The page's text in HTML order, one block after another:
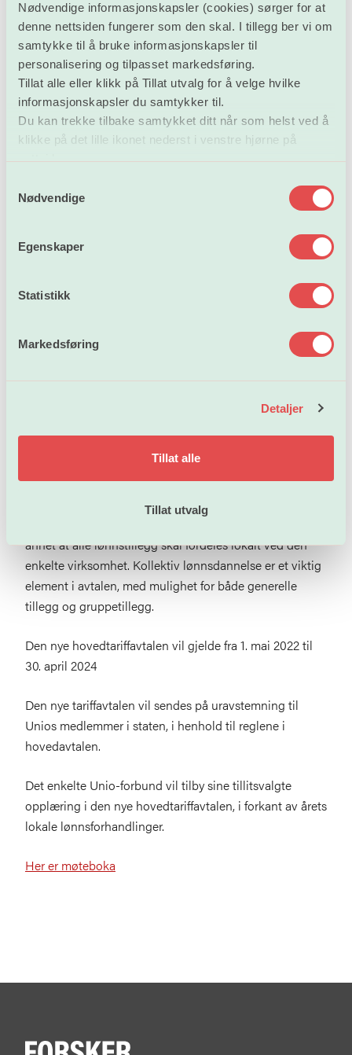
Nødvendige informasjonskapsler (cookies) sørger for at
denne nettsiden fungerer som den skal. I tillegg ber vi om
samtykke til å bruke informasjonskapsler til
personalisering og tilpasset markedsføring.
Tillat alle eller klikk på Tillat utvalg for å velge hvilke
informasjonskapsler du samtykker til.
Du kan trekke tilbake samtykket ditt når som helst ved å
klikke på det lille ikonet nederst i venstre hjørne på
nettsiden.
Nødvendige
Egenskaper
Statistikk
Markedsføring
Detaljer
Tillat alle
Tillat utvalg
Lønnssystemet er modernisert, og store
medlemsgrupper er sikret en automatisk lønnsutvikling
i 10 eller 16 år. Mange av disse medlemmene har blitt
snytt for automatiske opprykk på grunn av et foreldet
lønnssystem. Minstelønn for stipendiater økes med
10.000 kroner til 501.200.
Det har kommet på plass en rekke forbedringer som
styrker de tillitsvalgte i lokale forhandlinger på
omfattes av den lokale lønnspolitikken og ikke tape
Ulempetilleggene er økt og treffer mange av Unios
minstelønn på utdanningsnivå, ble ikke fullt
imøtekommet. Men i forbindelse med utarbeidelse av
bachelor- og masterutdanning. Dette vil Unio følge tett
opp videre.
annet at alle lønnstillegg skal fordeles lokalt ved den
enkelte virksomhet. Kollektiv lønnsdannelse er et viktig
element i avtalen, med mulighet for både generelle
tillegg og gruppetillegg.
Den nye hovedtariffavtalen vil gjelde fra 1. mai 2022 til
30. april 2024
Den nye tariffavtalen vil sendes på uravstemning til
Unios medlemmer i staten, i henhold til reglene i
hovedavtalen.
Det enkelte Unio-forbund vil tilby sine tillitsvalgte
opplæring i den nye hovedtariffavtalen, i forkant av årets
lokale lønnsforhandlinger.
Her er møteboka